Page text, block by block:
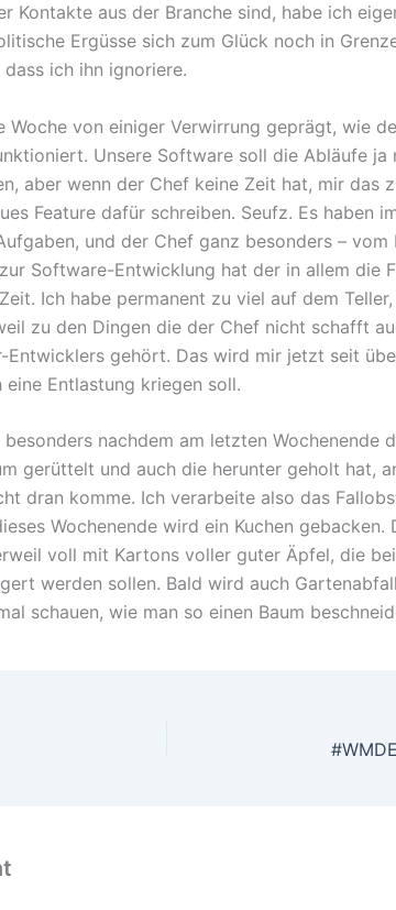
Kontakte aus der Branche sind, habe ich
Ergüsse sich zum Glück noch in
ich ihn ignoriere.
Woche von einiger Verwirrung geprägt, wie
Unsere Software soll die Abläufe ja
aber wenn der Chef keine Zeit hat, mir das
Feature dafür schreiben. Seufz. Es haben
und der Chef ganz besonders – vom
Software-Entwicklung hat der in allem die
Ich habe permanent zu viel auf dem
zu den Dingen die der Chef nicht schafft
Entwicklers gehört. Das wird mir jetzt seit
Entlastung kriegen soll.
nachdem am letzten Wochenende
gerüttelt und auch die herunter geholt hat,
dran komme. Ich verarbeite also das
Wochenende wird ein Kuchen gebacken.
voll mit Kartons voller guter Äpfel, die
werden sollen. Bald wird auch
schauen, wie man so einen Baum